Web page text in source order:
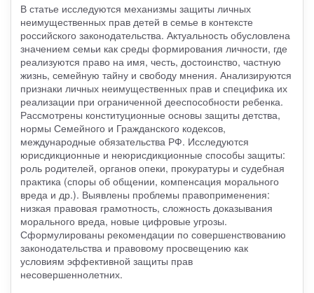
В статье исследуются механизмы защиты личных
неимущественных прав детей в семье в контексте
российского законодательства. Актуальность обусловлена
значением семьи как среды формирования личности, где
реализуются право на имя, честь, достоинство, частную
жизнь, семейную тайну и свободу мнения. Анализируются
признаки личных неимущественных прав и специфика их
реализации при ограниченной дееспособности ребенка.
Рассмотрены конституционные основы защиты детства,
нормы Семейного и Гражданского кодексов,
международные обязательства РФ. Исследуются
юрисдикционные и неюрисдикционные способы защиты:
роль родителей, органов опеки, прокуратуры и судебная
практика (споры об общении, компенсация морального
вреда и др.). Выявлены проблемы правоприменения:
низкая правовая грамотность, сложность доказывания
морального вреда, новые цифровые угрозы.
Сформулированы рекомендации по совершенствованию
законодательства и правовому просвещению как
условиям эффективной защиты прав
несовершеннолетних.